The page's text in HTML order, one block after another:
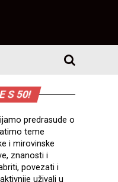
S 50!
predrasude o
teme
i mirovinske
znanosti i
povezati i
uživali u